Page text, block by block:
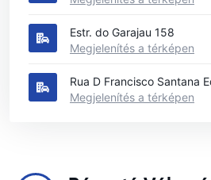
Estr. do Garajau 158
Megjelenítés a térképen
Rua D Francisco Santana
Megjelenítés a térképen